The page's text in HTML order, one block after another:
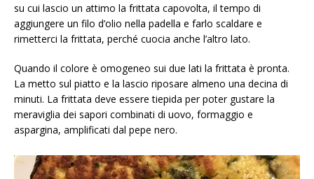
su cui lascio un attimo la frittata capovolta, il tempo di
aggiungere un filo d’olio nella padella e farlo scaldare e
rimetterci la frittata, perché cuocia anche l’altro lato.
Quando il colore è omogeneo sui due lati la frittata è pronta.
La metto sul piatto e la lascio riposare almeno una decina di
minuti. La frittata deve essere tiepida per poter gustare la
meraviglia dei sapori combinati di uovo, formaggio e
aspargina, amplificati dal pepe nero.